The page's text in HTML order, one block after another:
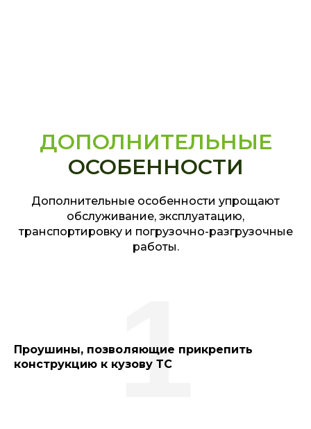
ДОПОЛНИТЕЛЬНЫЕ
ОСОБЕННОСТИ
Дополнительные особенности упрощают
обслуживание, эксплуатацию,
транспортировку и погрузочно-разгрузочные
работы.
Проушины, позволяющие прикрепить
конструкцию к кузову ТС
1